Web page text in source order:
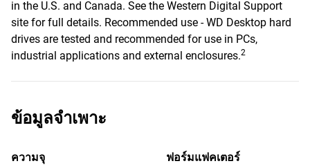
in the U.S. and Canada. See the Western Digital Support
site for full details. Recommended use - WD Desktop hard
drives are tested and recommended for use in PCs,
industrial applications and external enclosures.2
ข้อมูลจำเพาะ
ความจุ
ฟอร์มแฟคเตอร์